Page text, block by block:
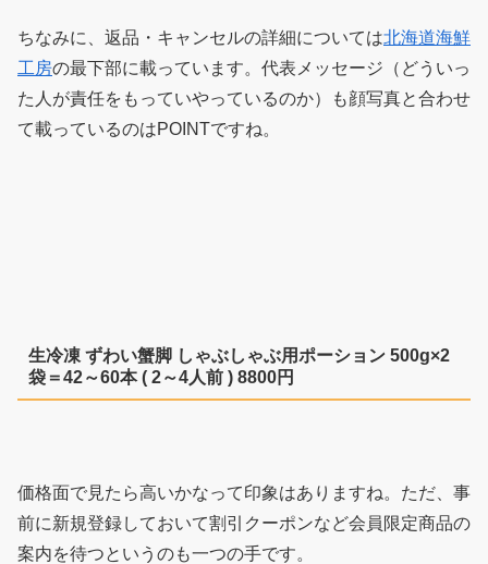
ちなみに、返品・キャンセルの詳細については北海道海鮮
工房の最下部に載っています。代表メッセージ（どういっ
た人が責任をもっていやっているのか）も顔写真と合わせ
て載っているのはPOINTですね。
生冷凍 ずわい蟹脚 しゃぶしゃぶ用ポーション 500g×2
袋＝42～60本 ( 2～4人前 ) 8800円
価格面で見たら高いかなって印象はありますね。ただ、事
前に新規登録しておいて割引クーポンなど会員限定商品の
案内を待つというのも一つの手です。